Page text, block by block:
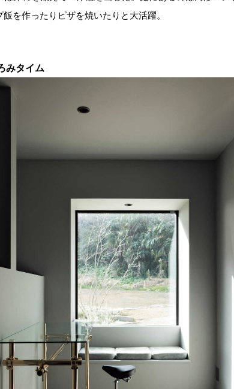
を作ったりピザを焼いたりと大活躍。
みタイム